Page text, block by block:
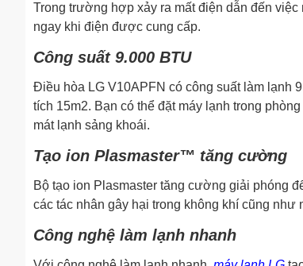
Trong trường hợp xảy ra mất điện dẫn đến
ngay khi điện được cung cấp.
Công suất 9.000 BTU
Điều hòa LG V10APFN có công suất làm lạnh
tích 15m2. Bạn có thể đặt máy lạnh trong
mát lạnh sảng khoái.
Tạo ion Plasmaster™ tăng cường
Bộ tạo ion Plasmaster tăng cường giải phóng
các tác nhân gây hại trong không khí cũng như
Công nghệ làm lạnh nhanh